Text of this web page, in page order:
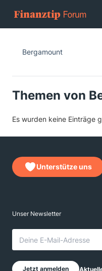
Bergamount
Themen von
Es wurden keine Einträge
Unterstütze uns